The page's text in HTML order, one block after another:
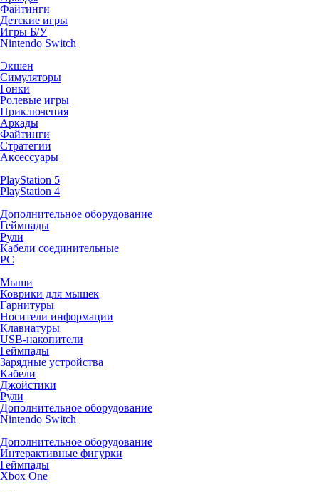
Файтинги
Детские игры
Игры Б/У
Nintendo Switch
Экшен
Симуляторы
Гонки
Ролевые игры
Приключения
Аркады
Файтинги
Стратегии
Аксессуары
PlayStation 5
PlayStation 4
Дополнительное оборудование
Геймпады
Рули
Кабели соединительные
PC
Мыши
Коврики для мышек
Гарнитуры
Носители информации
Клавиатуры
USB-накопители
Геймпады
Зарядные устройства
Кабели
Джойстики
Рули
Дополнительное оборудование
Nintendo Switch
Дополнительное оборудование
Интерактивные фигурки
Геймпады
Xbox One